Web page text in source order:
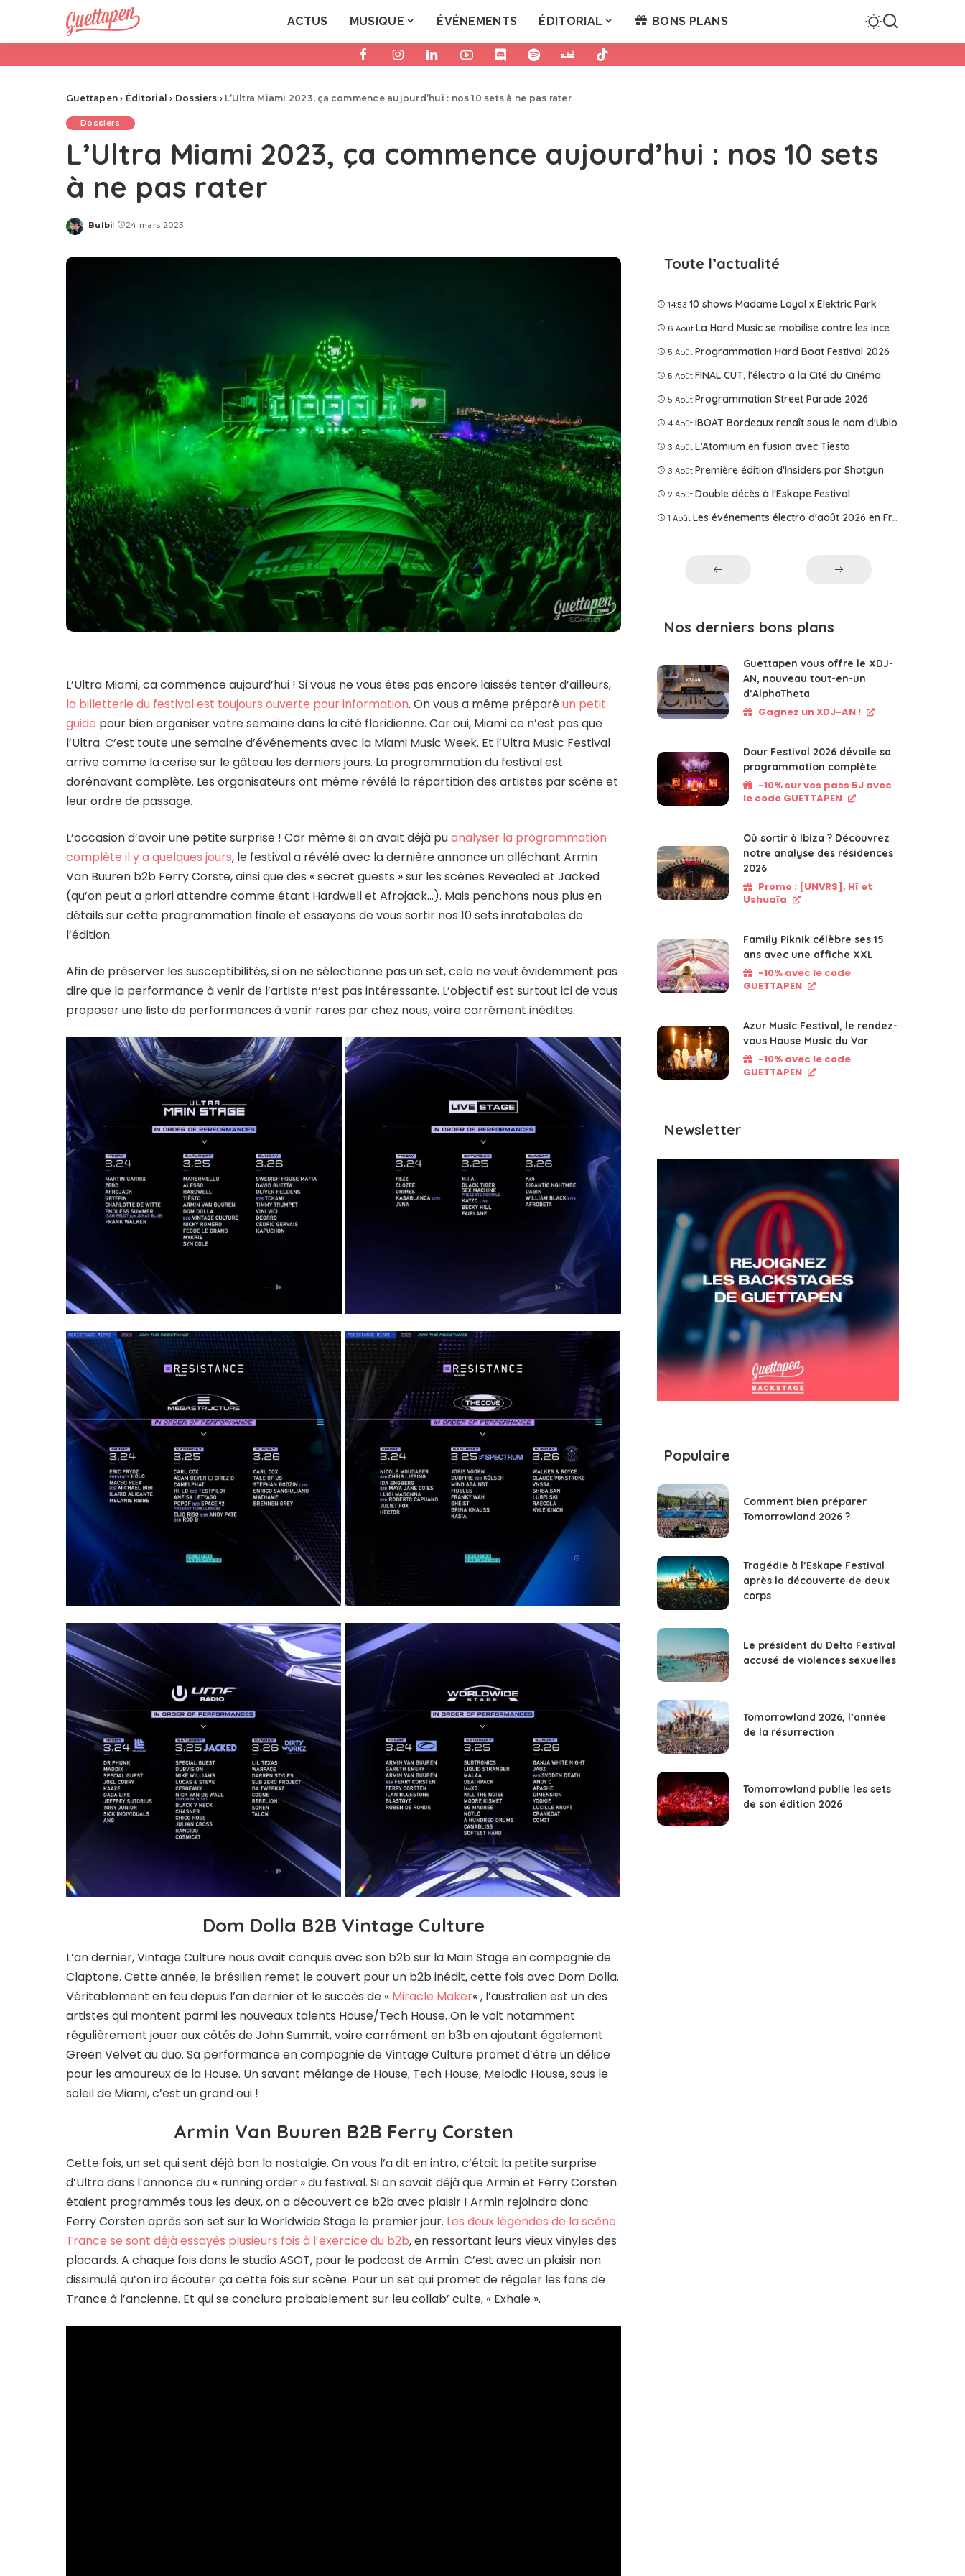
ACTUS MUSIQUE ÉVÉNEMENTS ÉDITORIAL BONS PLANS
Guettapen › Éditorial › Dossiers › L’Ultra Miami 2023, ça commence aujourd’hui : nos 10 sets à ne pas rater
Dossiers
L’Ultra Miami 2023, ça commence aujourd’hui : nos 10 sets
à ne pas rater
Posted
Bulbi 24 mars 2023
L’Ultra Miami, ca commence aujourd’hui ! Si vous ne vous êtes pas encore laissés tenter d’ailleurs,
la billetterie du festival est toujours ouverte pour information. On vous a même préparéun petit
guide pour bien organiser votre semaine dans la cité floridienne. Car oui, Miami ce n’est pas que
l’Ultra. C’est toute une semaine d’événements avec la Miami Music Week. Et l’Ultra Music Festival
arrive comme la cerise sur le gâteau les derniers jours. La programmation du festival est
dorénavant complète. Les organisateurs ont même révélé la répartition des artistes par scène et
leur ordre de passage.
L’occasion d’avoir une petite surprise ! Car même si on avait déjà puanalyser la programmation
complète il y a quelques jours, le festival a révélé avec la dernière annonce un alléchant Armin
Van Buuren b2b Ferry Corste, ainsi que des « secret guests » sur les scènes Revealed et Jacked
(qu’on peut a priori attendre comme étant Hardwell et Afrojack…). Mais penchons nous plus en
détails sur cette programmation finale et essayons de vous sortir nos 10 sets inratabales de
l’édition.
Afin de préserver les susceptibilités, si on ne sélectionne pas un set, cela ne veut évidemment pas
dire que la performance à venir de l’artiste n’est pas intéressante. L’objectif est surtout ici de vous
proposer une liste de performances à venir rares par chez nous, voire carrément inédites.
Dom Dolla B2B Vintage Culture
L’an dernier, Vintage Culture nous avait conquis avec son b2b sur la Main Stage en compagnie de
Claptone. Cette année, le brésilien remet le couvert pour un b2b inédit, cette fois avec Dom Dolla.
Véritablement en feu depuis l’an dernier et le succès de « Miracle Maker« , l’australien est un des
artistes qui montent parmi les nouveaux talents House/Tech House. On le voit notamment
régulièrement jouer aux côtés de John Summit, voire carrément en b3b en ajoutant également
Green Velvet au duo. Sa performance en compagnie de Vintage Culture promet d’être un délice
pour les amoureux de la House. Un savant mélange de House, Tech House, Melodic House, sous le
soleil de Miami, c’est un grand oui !
Armin Van Buuren B2B Ferry Corsten
Cette fois, un set qui sent déjà bon la nostalgie. On vous l’a dit en intro, c’était la petite surprise
d’Ultra dans l’annonce du « running order » du festival. Si on savait déjà que Armin et Ferry Corsten
étaient programmés tous les deux, on a découvert ce b2b avec plaisir ! Armin rejoindra donc
Ferry Corsten après son set sur la Worldwide Stage le premier jour. Les deux légendes de la scène
Trance se sont déjà essayés plusieurs fois à l’exercice du b2b, en ressortant leurs vieux vinyles des
placards. A chaque fois dans le studio ASOT, pour le podcast de Armin. C’est avec un plaisir non
dissimulé qu’on ira écouter ça cette fois sur scène. Pour un set qui promet de régaler les fans de
Trance à l’ancienne. Et qui se conclura probablement sur leu collab’ culte, « Exhale ».
Toute l’actualité
14:53 10 shows Madame Loyal x Elektric Park
6 Août La Hard Music se mobilise contre les incendies
5 Août Programmation Hard Boat Festival 2026
5 Août FINAL CUT, l'électro à la Cité du Cinéma
5 Août Programmation Street Parade 2026
4 Août IBOAT Bordeaux renaît sous le nom d'Ublo
3 Août L’Atomium en fusion avec Tîesto
3 Août Première édition d'Insiders par Shotgun
2 Août Double décès à l'Eskape Festival
1 Août Les événements électro d'août 2026 en France
Nos derniers bons plans
Guettapen vous offre le XDJ-
AN, nouveau tout-en-un
d’AlphaTheta
Gagnez un XDJ-AN !
Dour Festival 2026 dévoile sa
programmation complète
-10% sur vos pass 5J avec
le code GUETTAPEN
Où sortir à Ibiza ? Découvrez
notre analyse des résidences
2026
Promo : [UNVRS], Hï et
Ushuaïa
Family Piknik célèbre ses 15
ans avec une affiche XXL
-10% avec le code
GUETTAPEN
Azur Music Festival, le rendez-
vous House Music du Var
-10% avec le code
GUETTAPEN
Newsletter
Populaire
Comment bien préparer
Tomorrowland 2026 ?
Tragédie à l’Eskape Festival
après la découverte de deux
corps
Le président du Delta Festival
accusé de violences sexuelles
Tomorrowland 2026, l’année
de la résurrection
Tomorrowland publie les sets
de son édition 2026